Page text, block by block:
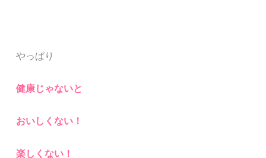
やっぱり
健康じゃないと
おいしくない！
楽しくない！